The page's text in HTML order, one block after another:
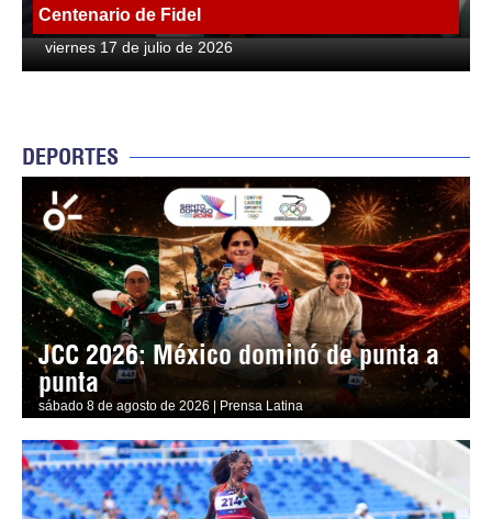
Centenario de Fidel
viernes 17 de julio de 2026
DEPORTES
JCC 2026: México dominó de punta a
punta
sábado 8 de agosto de 2026 | Prensa Latina